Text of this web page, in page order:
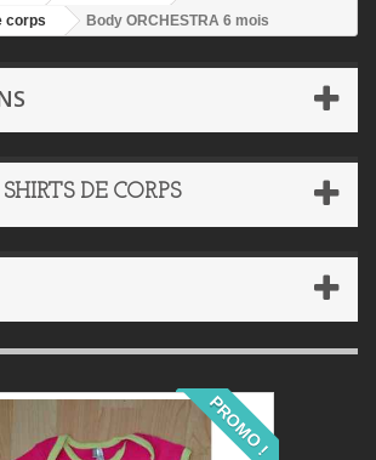
corps
Body ORCHESTRA 6 mois
DE CORPS
PROMO !